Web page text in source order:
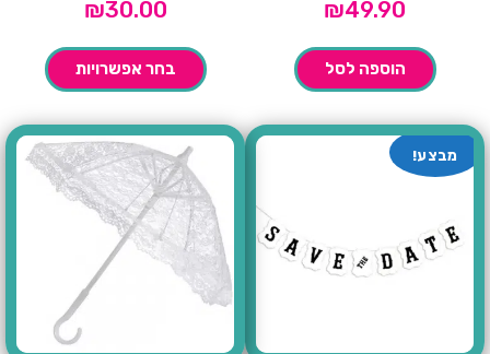
₪49.90
הוספה לסל
₪30.00
בחר אפשרויות
מבצע!